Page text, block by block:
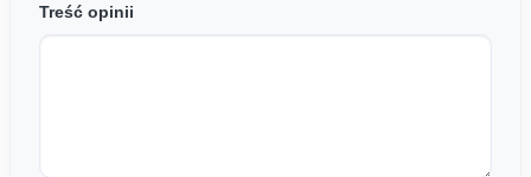
Treść opinii